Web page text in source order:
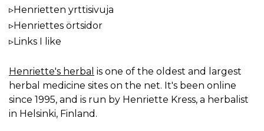
Henrietten yrttisivuja
Henriettes örtsidor
Links I like
Henriette's herbal is one of the oldest and largest
herbal medicine sites on the net. It's been online
since 1995, and is run by Henriette Kress, a herbalist
in Helsinki, Finland.